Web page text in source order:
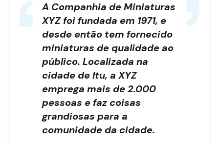
A Companhia de Miniaturas
XYZ foi fundada em 1971, e
desde então tem fornecido
miniaturas de qualidade ao
público. Localizada na
cidade de Itu, a XYZ
emprega mais de 2.000
pessoas e faz coisas
grandiosas para a
comunidade da cidade.